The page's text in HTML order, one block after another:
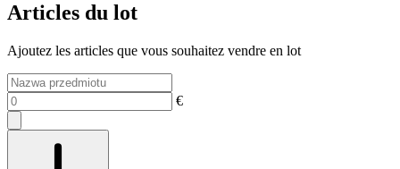
Articles du lot
Ajoutez les articles que vous souhaitez vendre en lot
€